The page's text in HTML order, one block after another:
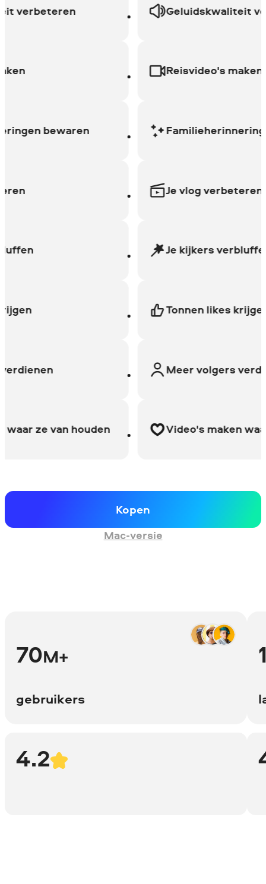
bewaren
ze van houden
Geluidskwaliteit
Reisvideo's maken
Familieherinneringen
Je vlog verbeteren
Je kijkers verbluffen
Tonnen likes krijgen
Meer volgers
Video's maken waar
Kopen
Mac-versie
70M+
gebruikers
4.2